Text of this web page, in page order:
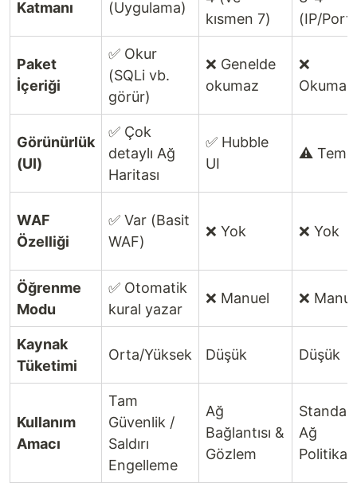
Katmanı
(Uygulama)
kısmen 7)
(IP/Port)
Paket
İçeriği
✅ Okur
(SQLi vb.
görür)
❌ Genelde
okumaz
❌
Okumaz
Görünürlük
(UI)
✅ Çok
detaylı Ağ
Haritası
✅ Hubble
UI
⚠️ Temel
WAF
Özelliği
✅ Var (Basit
WAF)
❌ Yok ❌ Yok
Öğrenme
Modu
✅ Otomatik
kural yazar
❌ Manuel ❌
Kaynak
Tüketimi
Orta/Yüksek Düşük Düşük
Kullanım
Amacı
Tam
Güvenlik /
Saldırı
Engelleme
Ağ
Bağlantısı &
Gözlem
Ağ